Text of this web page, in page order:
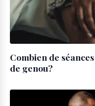
Combien de
de genou?